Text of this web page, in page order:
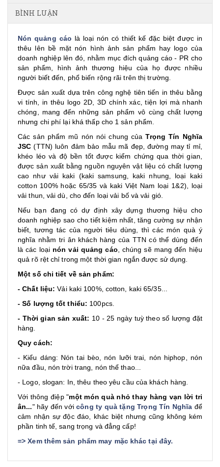
BÌNH LUẬN
Nón quảng cáo là loại nón có thiết kế đặc biệt được in
thêu lên bề mặt nón hình ảnh sản phẩm hay logo của
doanh nghiệp lên đó, nhằm mục đích quảng cáo - PR cho
sản phẩm, hình ảnh thương hiệu của họ được nhiều
người biết đến, phổ biến rộng rãi trên thị trường.
Được sản xuất dựa trên công nghệ tiên tiến in thêu bằng
vi tính, in thêu logo 2D, 3D chính xác, tiện lợi mà nhanh
chóng, mang đến những sản phẩm vô cùng chất lượng
nhưng chi phí lại khá thấp cho 1 sản phẩm.
Các sản phẩm mũ nón nói chung củaTrọng Tín Nghĩa
JSC (TTN) luôn đảm bảo mẫu mã đẹp, đường may tỉ mỉ,
khéo léo và độ bền tốt được kiểm chứng qua thời gian,
được sản xuất bằng nguồn nguyên vật liệu có chất lượng
cao như vải kaki (kaki samsung, kaki nhung, loại kaki
cotton 100% hoặc 65/35 và kaki Việt Nam loại 1&2), loại
vải thun, vải dù, cho đến loại vải bố và vải gió.
Nếu bạn đang có dự định xây dựng thương hiệu cho
doanh nghiệp sao cho tiết kiệm nhất, tăng cường sự nhận
biết, tương tác của người tiêu dùng, thì các món quà ý
nghĩa nhằm tri ân khách hàng của TTN có thể dùng đến
là các loại nón vải quảng cáo , chúng sẽ mang đến hiệu
quả rõ rệt chỉ trong một thời gian ngắn được sử dụng.
Một số chi tiết về sản phẩm:
- Chất liệu: Vải kaki 100%, cotton, kaki 65/35...
- Số lượng tốt thiểu: 100pcs.
- Thời gian sản xuất: 10 - 25 ngày tuỳ theo số lượng đặt
hàng.
Quy cách:
- Kiểu dáng: Nón tai bèo, nón lưỡi trai, nón hiphop, nón
nữa đầu, nón trời trang, nón thể thao...
- Logo, slogan: In, thêu theo yêu cầu của khách hàng.
Với thông điệp "một món quà nhỏ thay hàng vạn lời tri
ân..." hãy đến vớicông ty quà tặng Trọng Tín Nghĩa để
cảm nhận sự độc đáo, khác biệt nhưng cũng không kém
phần tinh tế, sang trọng và đẳng cấp!
=>Xem thêm sản phẩm may mặc khác tại đây.